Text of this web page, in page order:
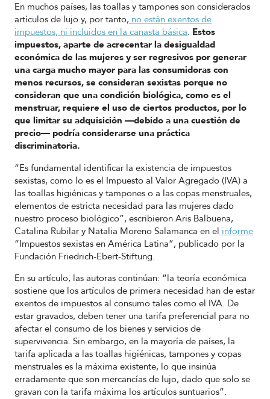
En muchos países, las toallas y tampones son considerados
artículos de lujo y, por tanto, no están exentos de
impuestos, ni incluidos en la canasta básica. Estos
impuestos, aparte de acrecentar la desigualdad
económica de las mujeres y ser regresivos por generar
una carga mucho mayor para las consumidoras con
menos recursos, se consideran sexistas porque no
consideran que una condición biológica, como es el
menstruar, requiere el uso de ciertos productos, por lo
que limitar su adquisición —debido a una cuestión de
precio— podría considerarse una práctica
discriminatoria.
“Es fundamental identificar la existencia de impuestos
sexistas, como lo es el Impuesto al Valor Agregado (IVA) a
las toallas higiénicas y tampones o a las copas menstruales,
elementos de estricta necesidad para las mujeres dado
nuestro proceso biológico”, escribieron Aris Balbuena,
Catalina Rubilar y Natalia Moreno Salamanca en el informe
“Impuestos sexistas en América Latina”, publicado por la
Fundación Friedrich-Ebert-Stiftung.
En su artículo, las autoras continúan: “la teoría económica
sostiene que los artículos de primera necesidad han de estar
exentos de impuestos al consumo tales como el IVA. De
estar gravados, deben tener una tarifa preferencial para no
afectar el consumo de los bienes y servicios de
supervivencia. Sin embargo, en la mayoría de países, la
tarifa aplicada a las toallas higiénicas, tampones y copas
menstruales es la máxima existente, lo que insinúa
erradamente que son mercancías de lujo, dado que solo se
gravan con la tarifa máxima los artículos suntuarios”.